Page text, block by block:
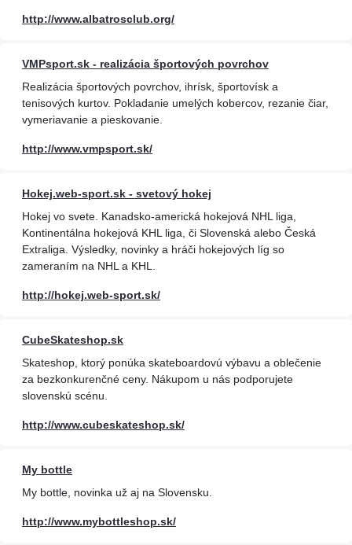
http://www.albatrosclub.org/
VMPsport.sk - realizácia športových povrchov
Realizácia športových povrchov, ihrísk, športovísk a
tenisových kurtov. Pokladanie umelých kobercov, rezanie čiar,
vymeriavanie a pieskovanie.
http://www.vmpsport.sk/
Hokej.web-sport.sk - svetový hokej
Hokej vo svete. Kanadsko-americká hokejová NHL liga,
Kontinentálna hokejová KHL liga, či Slovenská alebo Česká
Extraliga. Výsledky, novinky a hráči hokejových líg so
zameraním na NHL a KHL.
http://hokej.web-sport.sk/
CubeSkateshop.sk
Skateshop, ktorý ponúka skateboardovú výbavu a oblečenie
za bezkonkurenčné ceny. Nákupom u nás podporujete
slovenskú scénu.
http://www.cubeskateshop.sk/
My bottle
My bottle, novinka už aj na Slovensku.
http://www.mybottleshop.sk/